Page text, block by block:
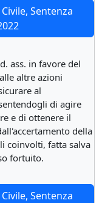
Sentenza
ass. in favore del
altre azioni
al
di agire
e di ottenere il
della
coinvolti, fatta salva
fortuito.
Sentenza